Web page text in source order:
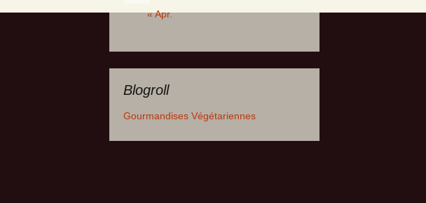
« Apr.
Blogroll
Gourmandises Végétariennes